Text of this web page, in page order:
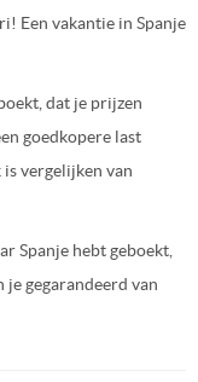
Een vakantie in Spanje
dat je prijzen
goedkopere last
vergelijken van
Spanje hebt geboekt,
je gegarandeerd van